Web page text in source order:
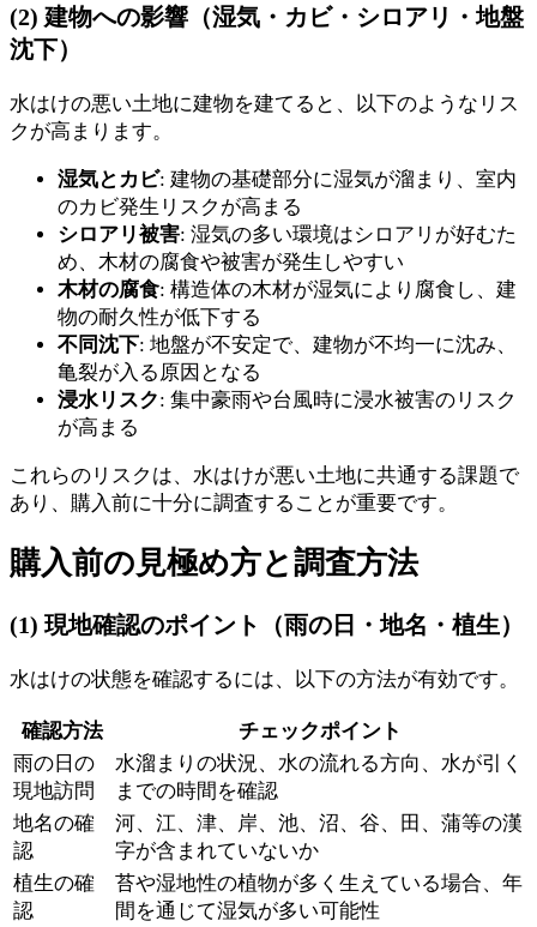
(2) 建物への影響（湿気・カビ・シロアリ・地盤
沈下）
水はけの悪い土地に建物を建てると、以下のようなリス
クが高まります。
湿気とカビ: 建物の基礎部分に湿気が溜まり、室内
のカビ発生リスクが高まる
シロアリ被害: 湿気の多い環境はシロアリが好むた
め、木材の腐食や被害が発生しやすい
木材の腐食: 構造体の木材が湿気により腐食し、建
物の耐久性が低下する
不同沈下: 地盤が不安定で、建物が不均一に沈み、
亀裂が入る原因となる
浸水リスク: 集中豪雨や台風時に浸水被害のリスク
が高まる
これらのリスクは、水はけが悪い土地に共通する課題で
あり、購入前に十分に調査することが重要です。
購入前の見極め方と調査方法
(1) 現地確認のポイント（雨の日・地名・植生）
水はけの状態を確認するには、以下の方法が有効です。
確認方法
チェックポイント
雨の日の
現地訪問
水溜まりの状況、水の流れる方向、水が引く
までの時間を確認
地名の確
認
河、江、津、岸、池、沼、谷、田、蒲等の漢
字が含まれていないか
植生の確
認
苔や湿地性の植物が多く生えている場合、年
間を通じて湿気が多い可能性